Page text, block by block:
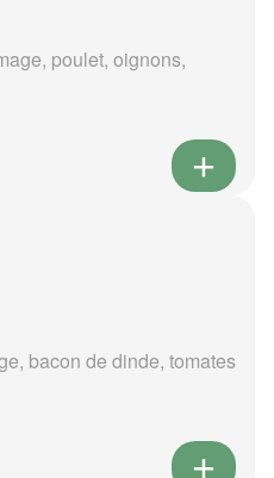
poulet, oignons,
bacon de dinde, tomates